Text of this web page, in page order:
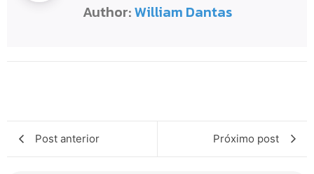
Author:William Dantas
Post anterior Próximo post